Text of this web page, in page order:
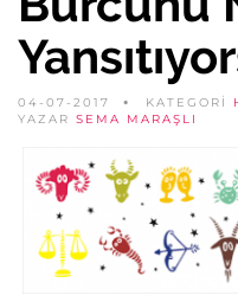
04-07-2017 KATEGORİ
YAZAR SEMA MARAŞLI